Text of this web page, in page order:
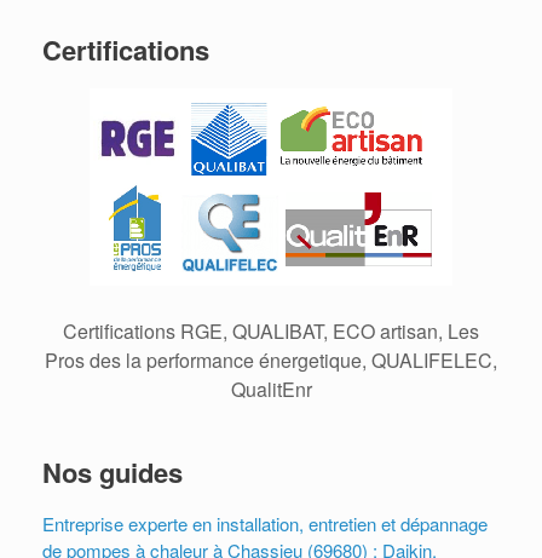
Certifications
Certifications RGE, QUALIBAT, ECO artisan, Les
Pros des la performance énergetique, QUALIFELEC,
QualitEnr
Nos guides
Entreprise experte en installation, entretien et dépannage
de pompes à chaleur à Chassieu (69680) : Daikin,